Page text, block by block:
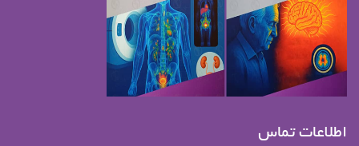
اطلاعات تماس